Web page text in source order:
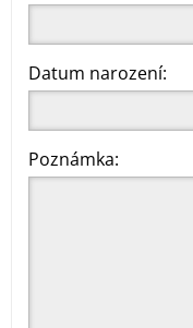
Datum narození:
Poznámka: